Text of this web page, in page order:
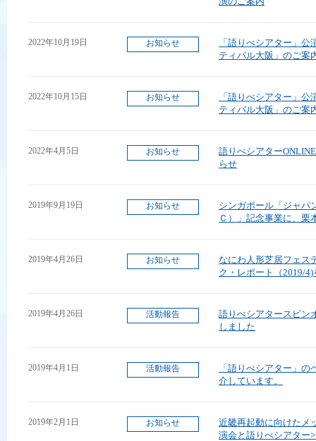
2022年10月19日 お知らせ
「語りべシアター」
ティバル大阪」のご案
2022年10月15日 お知らせ
「語りべシアター」
ティバル大阪」のご案
2022年4月5日 お知らせ
語りべシアター
らせ
2019年9月19日 お知らせ
シンガポール「ジャパ
Ｃ）」記念事業に、栗
2019年4月26日 お知らせ
なにわ人形芝居フェス
ク・レポート（2019/
2019年4月26日 活動報告
語りべシアタースピ
しました
2019年4月1日 活動報告
「語りべシアター」
介しています。
2019年2月1日 お知らせ
近畿再起動に向けたメ
演会と語りべシアター